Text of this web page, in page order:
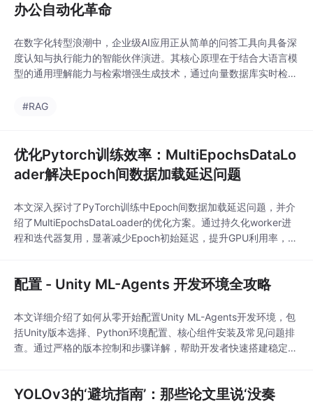
办公自动化革命
在数字化转型浪潮中，企业级AI应用正从简单的问答工具向具备深
度认知与执行能力的智能伙伴演进。其核心原理在于结合大语言模
型的通用理解能力与检索增强生成技术，通过向量数据库实时检索
值在于将静态知识资产转化为动态业务智能，显著提升信息检索与
#RAG
优化Pytorch训练效率：MultiEpochsDataLo
ader解决Epoch间数据加载延迟问题
本文深入探讨了PyTorch训练中Epoch间数据加载延迟问题，并介
绍了MultiEpochsDataLoader的优化方案。通过持久化worker进
程和迭代器复用，显著减少Epoch初始延迟，提升GPU利用率，最
配置 - Unity ML-Agents 开发环境全攻略
本文详细介绍了如何从零开始配置Unity ML-Agents开发环境，包
括Unity版本选择、Python环境配置、核心组件安装及常见问题排
查。通过严格的版本控制和步骤详解，帮助开发者快速搭建稳定的
YOLOv3的‘避坑指南’：那些论文里说‘没奏